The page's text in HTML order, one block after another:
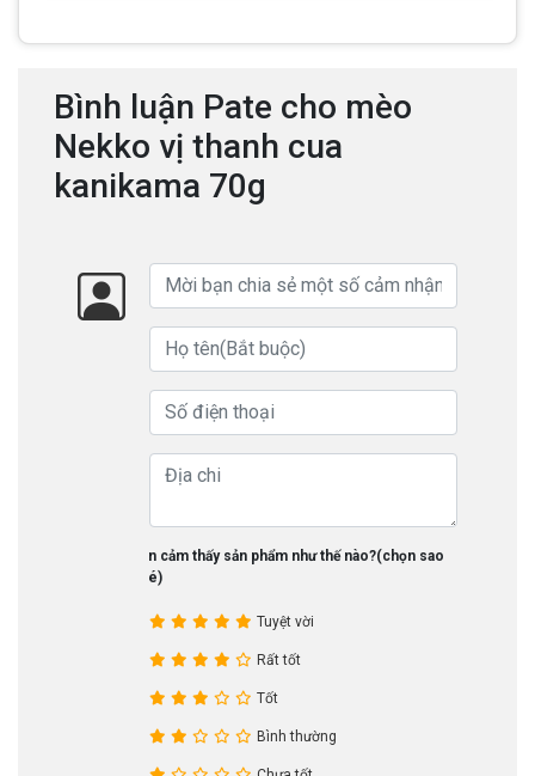
Bình luận Pate cho mèo
Nekko vị thanh cua
kanikama 70g
Bạn cảm thấy sản phẩm như thế nào?(chọn sao
nhé)
Tuyệt vời
Rất tốt
Tốt
Bình thường